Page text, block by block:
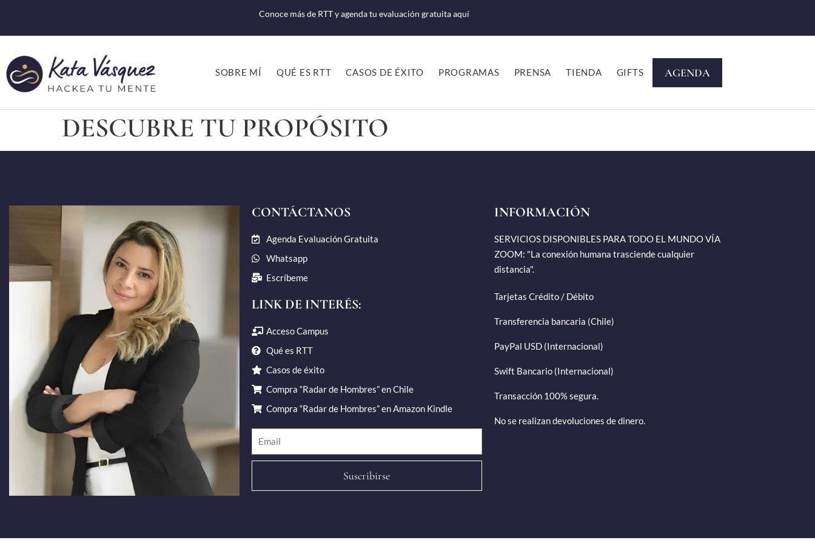
Conoce más de RTT y agenda tu evaluación gratuita aquí
SOBRE MÍ QUÉ ES RTT CASOS DE ÉXITO PROGRAMAS PRENSA TIENDA GIFTS AGENDA
DESCUBRE TU PROPÓSITO
CONTÁCTANOS
Agenda Evaluación Gratuita
Whatsapp
Escríbeme
LINK DE INTERÉS:
Acceso Campus
Qué es RTT
Casos de éxito
Compra “Radar de Hombres” en Chile
Compra “Radar de Hombres” en Amazon Kindle
Suscribirse
INFORMACIÓN
SERVICIOS DISPONIBLES PARA TODO EL MUNDO VÍA
ZOOM: "La conexión humana trasciende cualquier
distancia".
Tarjetas Crédito / Débito
Transferencia bancaria (Chile)
PayPal USD (Internacional)
Swift Bancario (Internacional)
Transacción 100% segura.
No se realizan devoluciones de dinero.